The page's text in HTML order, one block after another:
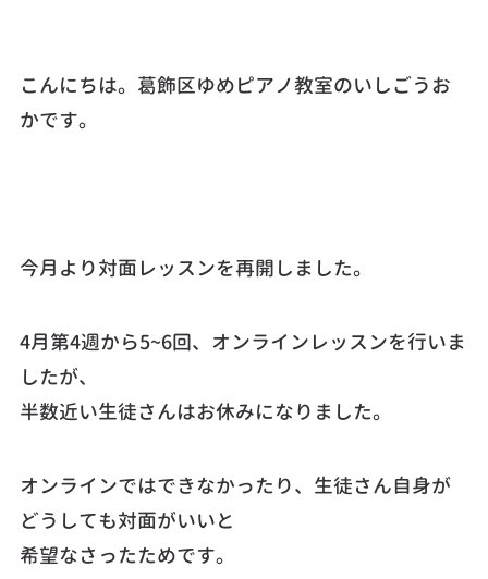
こんにちは。葛飾区ゆめピアノ教室のいしごうお
かです。
今月より対面レッスンを再開しました。
4月第4週から5~6回、オンラインレッスンを行いま
したが、
半数近い生徒さんはお休みになりました。
オンラインではできなかったり、生徒さん自身が
どうしても対面がいいと
希望なさったためです。